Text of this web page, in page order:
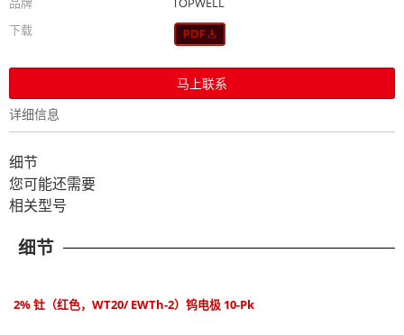
下载
马上联系
详细信息
细节
您可能还需要
相关型号
细节
2% 钍（红色，WT20/ EWTh-2）钨电极 10-Pk